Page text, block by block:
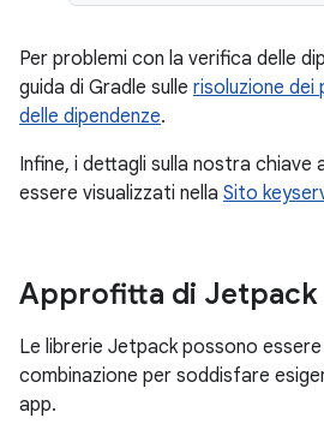
Per problemi con la verifica delle
guida di Gradle sulle risoluzione dei
delle dipendenze.
Infine, i dettagli sulla nostra chiave
essere visualizzati nella Sito
Approfitta di Jetpack
Le librerie Jetpack possono
combinazione per soddisfare
app.